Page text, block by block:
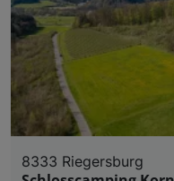
8333 Riegersburg